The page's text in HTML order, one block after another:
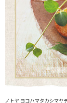
ノトヤ ヨコハマタカシマヤ